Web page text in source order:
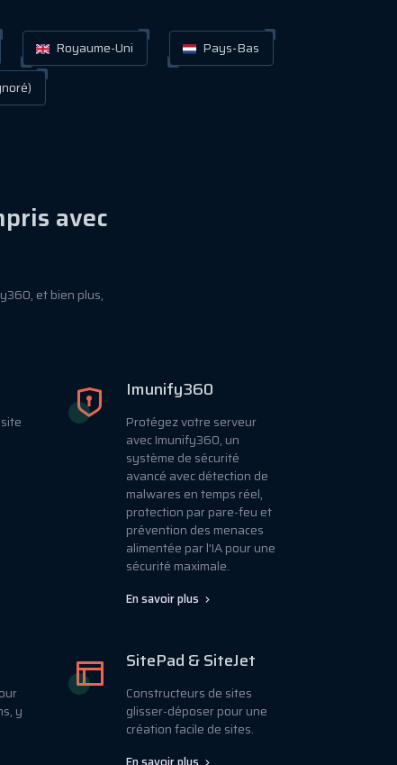
Royaume-Uni
Pays-Bas
avec
et bien plus,
Imunify360
Protégez votre serveur
avec Imunify360, un
système de sécurité
avancé avec détection de
malwares en temps réel,
protection par pare-feu et
prévention des menaces
alimentée par l'IA pour une
sécurité maximale.
En savoir plus
y
SitePad & SiteJet
Constructeurs de sites
glisser-déposer pour une
création facile de sites.